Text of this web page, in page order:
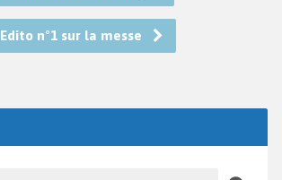
Edito n°1 sur la messe